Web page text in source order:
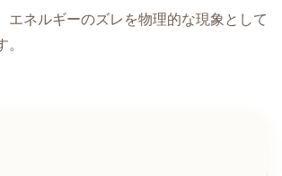
エネルギーのズレを物理的な現象として